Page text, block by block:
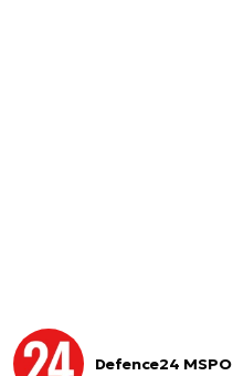
Defence24 MSPO